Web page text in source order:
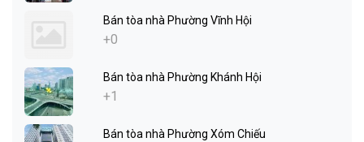
Bán tòa nhà Phường Vĩnh Hội
+0
Bán tòa nhà Phường Khánh Hội
+1
Bán tòa nhà Phường Xóm Chiếu